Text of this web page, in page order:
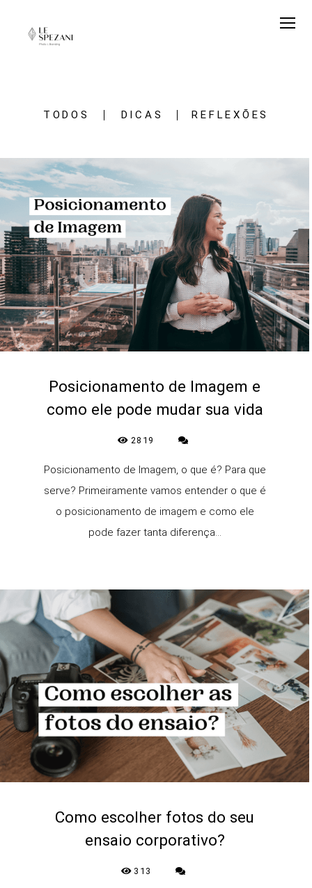
TODOS DICAS REFLEXÕES
Posicionamento de Imagem e
como ele pode mudar sua vida
2819
Posicionamento de Imagem, o que é? Para que
serve? Primeiramente vamos entender o que é
o posicionamento de imagem e como ele
pode fazer tanta diferença...
Como escolher fotos do seu
ensaio corporativo?
313